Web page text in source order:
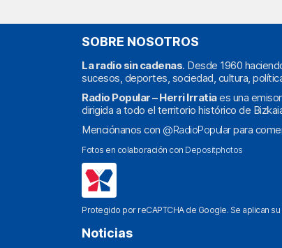
SOBRE NOSOTROS
La radio sin cadenas. Desde 1960
sucesos, deportes, sociedad, cultura,
Radio Popular – Herri Irratiaes una
dirigida a todo el territorio histórico de
Menciónanos con @RadioPopularpara
Fotos en colaboración con Depositphotos
Protegido por reCAPTCHA de Google. Se aplican su
Noticias